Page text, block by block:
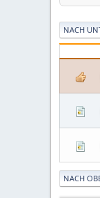
NACH
NACH